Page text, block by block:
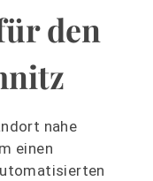
den
nahe
einen